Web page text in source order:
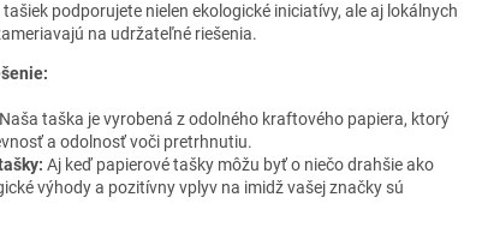
podporujete nielen ekologické iniciatívy, ale aj lokálnych
na udržateľné riešenia.
Naša taška je vyrobená z odolného kraftového papiera, ktorý
a odolnosť voči pretrhnutiu.
Aj keď papierové tašky môžu byť o niečo drahšie ako
výhody a pozitívny vplyv na imidž vašej značky sú